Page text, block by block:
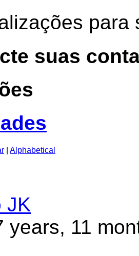
suas
Alphabetical
JK
years, 11